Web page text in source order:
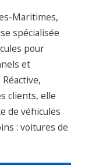
Maritimes,
spécialisée
pour
et
clients, elle
de véhicules
: voitures de